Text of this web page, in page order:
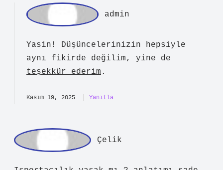
izin verilmemektedir. 13 Haz 2025
Seyyar Satıcı Ruhsatı Nasıl Alınır?
Gerekli Belgeler – Cemko Metal Cemko
Metal blog icerik seyyar-sat… Cemko
Metal blog icerik seyyar-sat…